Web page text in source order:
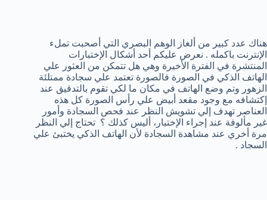
هناك عدد كبير من ألغاز الوهم البصري التي أصحبت تملء
الإنترنت باكمله . نعرض عليكم أحد أشكال الإختبارات
المنتشرة في الفترة الأخيرة وهي هل تتمكن من العثور علي
الهاتف الذكي في الصورة فالصورة تعتمد علي سجادة ممتلئة
الزهور وتم وضع الهاتف في مكان ما لكي تقوم بالتدقيق عند
إكتشافه مع وجود مقعد أبيض علي رأس الصورة كل هذه
العناصر تهدف إلي تشويش النظر عند فحص السجادة وأمور
غير مألوفة عند إجراء الإختبار، أليس كذلك ؟ تحتاج إلي النظر
مرة أخري عند مشاهدة السجادة لأن الهاتف الذكي يختبئ علي
السجاد .